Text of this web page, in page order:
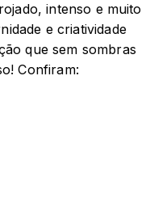
intenso e muito
e criatividade
que sem sombras
Confiram: